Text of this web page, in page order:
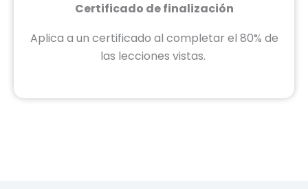
Certificado de finalización
Aplica a un certificado al completar el 80% de
las lecciones vistas.